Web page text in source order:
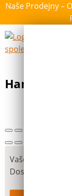
Naše Prodejny –
Hama®
Vaše cena
Dostupnost